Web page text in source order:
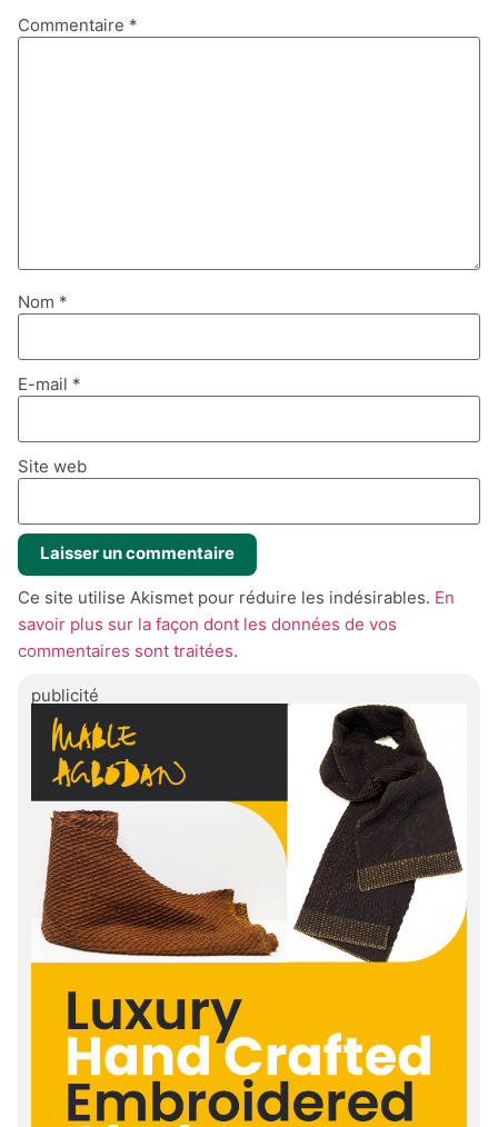
Commentaire *
Nom *
E-mail *
Site web
Ce site utilise Akismet pour réduire les indésirables. En
savoir plus sur la façon dont les données de vos
commentaires sont traitées.
publicité